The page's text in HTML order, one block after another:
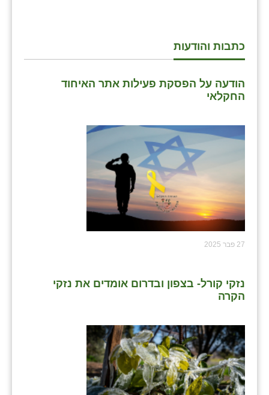
כתבות והודעות
הודעה על הפסקת פעילות אתר האיחוד
החקלאי
27 פבר 2025
נזקי קורל- בצפון ובדרום אומדים את נזקי
הקרה